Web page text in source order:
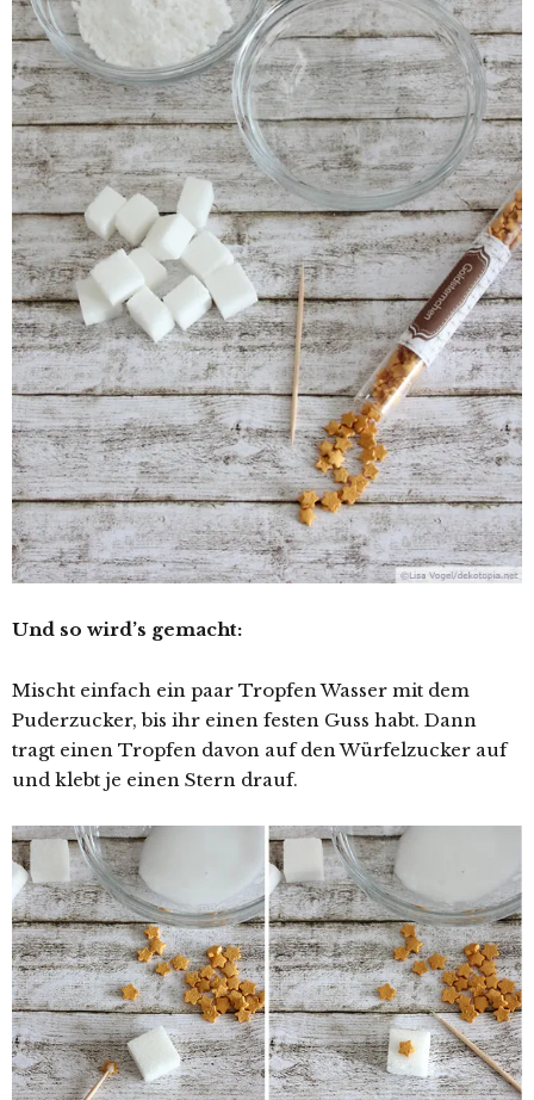
Und so wird’s gemacht:
Mischt einfach ein paar Tropfen Wasser mit dem
Puderzucker, bis ihr einen festen Guss habt. Dann
tragt einen Tropfen davon auf den Würfelzucker auf
und klebt je einen Stern drauf.